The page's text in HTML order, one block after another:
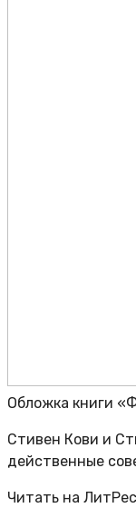
Обложка книги
Стивен Кови и
действенные
Читать на ЛитРес